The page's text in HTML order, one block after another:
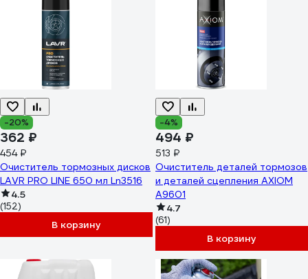
-20%
362 ₽
454 ₽
Очиститель тормозных дисков
LAVR PRO LINE 650 мл Ln3516
4.5
(152)
В корзину
-4%
494 ₽
513 ₽
Очиститель деталей тормозов
и деталей сцепления AXIOM
A9601
4.7
(61)
В корзину